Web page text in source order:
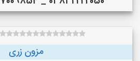
مزون زری